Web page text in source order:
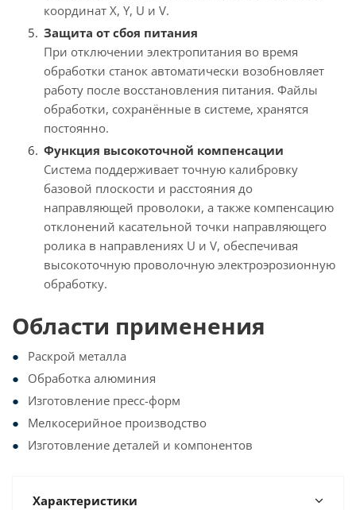
координат X, Y, U и V.
Защита от сбоя питания
При отключении электропитания во время
обработки станок автоматически возобновляет
работу после восстановления питания. Файлы
обработки, сохранённые в системе, хранятся
постоянно.
Функция высокоточной компенсации
Система поддерживает точную калибровку
базовой плоскости и расстояния до
направляющей проволоки, а также компенсацию
отклонений касательной точки направляющего
ролика в направлениях U и V, обеспечивая
высокоточную проволочную электроэрозионную
обработку.
Области применения
Раскрой металла
Обработка алюминия
Изготовление пресс-форм
Мелкосерийное производство
Изготовление деталей и компонентов
Характеристики